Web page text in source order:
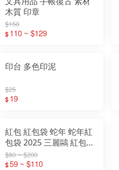
木質 印章
$150
$110 ~ $129
印台 多色印泥
$25
$19
紅包 紅包袋 蛇年 蛇年紅
包袋 2025 三麗鷗 紅包袋
燙金紅包袋 新年 壓歲錢
過年紅包 hello kitty
$80 ~ $200
$59 ~ $110